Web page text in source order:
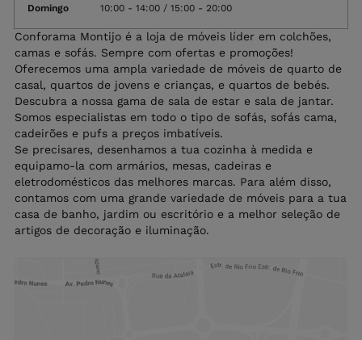
Domingo
10:00 - 14:00 / 15:00 - 20:00
Conforama Montijo é a loja de móveis líder em colchões,
camas e sofás. Sempre com ofertas e promoções!
Oferecemos uma ampla variedade de móveis de quarto de
casal, quartos de jovens e crianças, e quartos de bebés.
Descubra a nossa gama de sala de estar e sala de jantar.
Somos especialistas em todo o tipo de sofás, sofás cama,
cadeirões e pufs a preços imbatíveis.
Se precisares, desenhamos a tua cozinha à medida e
equipamo-la com armários, mesas, cadeiras e
eletrodomésticos das melhores marcas. Para além disso,
contamos com uma grande variedade de móveis para a tua
casa de banho, jardim ou escritório e a melhor seleção de
artigos de decoração e iluminação.